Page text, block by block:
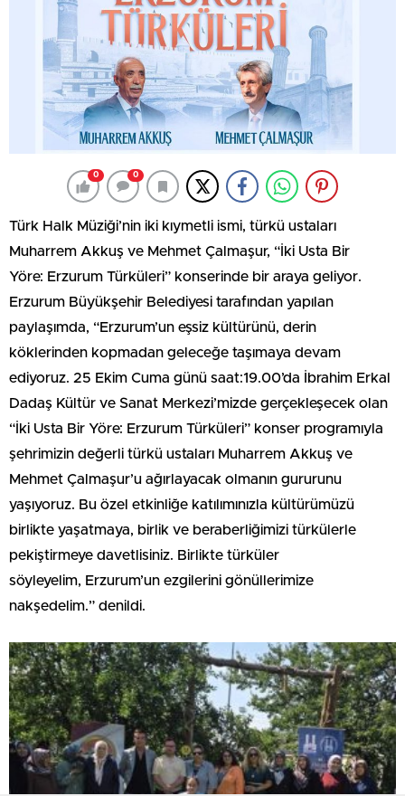
0 0
Türk Halk Müziği’nin iki kıymetli ismi, türkü ustaları
Muharrem Akkuş ve Mehmet Çalmaşur, “İki Usta Bir
Yöre: Erzurum Türküleri” konserinde bir araya geliyor.
Erzurum Büyükşehir Belediyesi tarafından yapılan
paylaşımda, “Erzurum’un eşsiz kültürünü, derin
köklerinden kopmadan geleceğe taşımaya devam
ediyoruz. 25 Ekim Cuma günü saat:19.00’da İbrahim Erkal
Dadaş Kültür ve Sanat Merkezi’mizde gerçekleşecek olan
“İki Usta Bir Yöre: Erzurum Türküleri” konser programıyla
şehrimizin değerli türkü ustaları Muharrem Akkuş ve
Mehmet Çalmaşur’u ağırlayacak olmanın gururunu
yaşıyoruz. Bu özel etkinliğe katılımınızla kültürümüzü
birlikte yaşatmaya, birlik ve beraberliğimizi türkülerle
pekiştirmeye davetlisiniz. Birlikte türküler
söyleyelim, Erzurum’un ezgilerini gönüllerimize
nakşedelim.” denildi.